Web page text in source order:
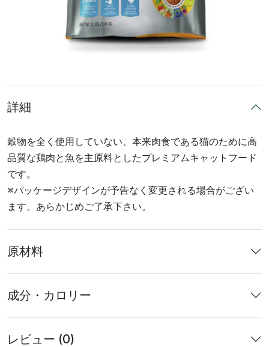
詳細
穀物を全く使用していない、本来肉食である猫のために高
品質な鶏肉と魚を主原料としたプレミアムキャットフード
です。
※パッケージデザインが予告なく変更される場合がござい
ます。あらかじめご了承下さい。
原材料
成分・カロリー
レビュー (0)